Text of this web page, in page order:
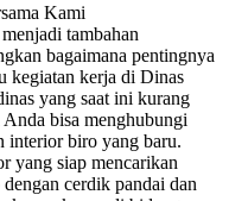
Kami
tambahan
bagaimana pentingnya
kegiatan kerja di Dinas
yang saat ini kurang
bisa menghubungi
interior biro yang baru.
yang siap mencarikan
cerdik pandai dan